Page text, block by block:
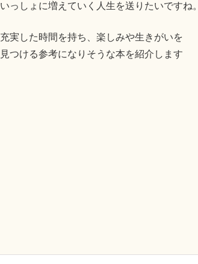
いっしょに増えていく人生を送りたいですね。
充実した時間を持ち、楽しみや生きがいを
見つける参考になりそうな本を紹介します